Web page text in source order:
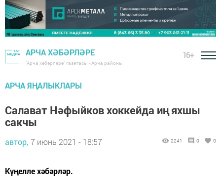
АРЧА ХӘБӘРЛӘРЕ
"Арча хәбәрләре" газетасы - Арча районы
16+
АРЧА ЯҢАЛЫКЛАРЫ
Салават Нәфыйков хоккейда иң яхшы
сакчы
автор, 7 июнь 2021 - 18:57 2241 0 0
Күңелле хәбәрләр.